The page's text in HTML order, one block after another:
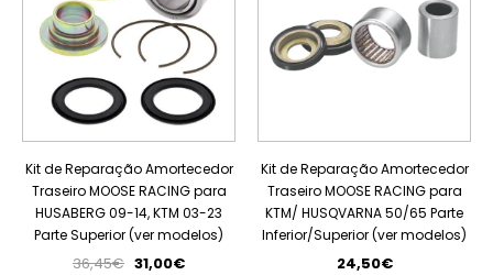
Kit de Reparação Amortecedor
Traseiro MOOSE RACING para
HUSABERG 09-14, KTM 03-23
Parte Superior (ver modelos)
36,45€ 31,00€
Kit de Reparação Amortecedor
Traseiro MOOSE RACING para
KTM/ HUSQVARNA 50/65 Parte
Inferior/Superior (ver modelos)
24,50€